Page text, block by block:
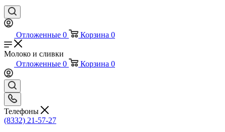
Отложенные 0 Корзина 0
Молоко и сливки
Отложенные 0 Корзина 0
Телефоны
(8332) 21-57-27